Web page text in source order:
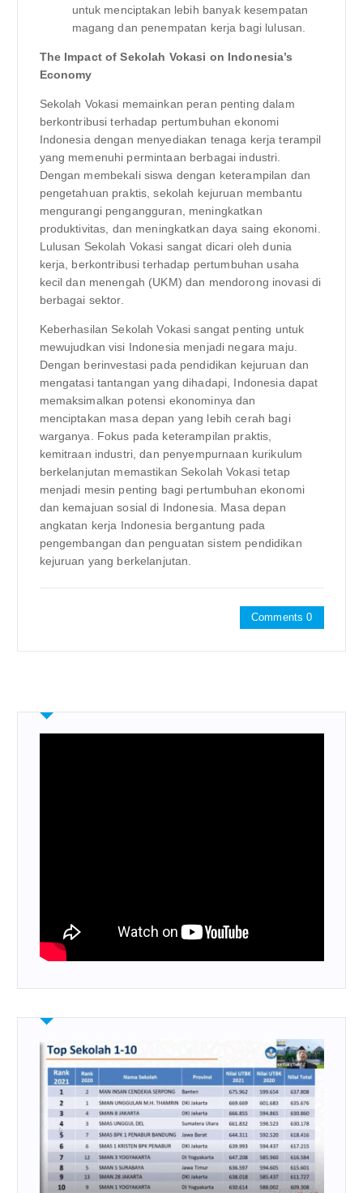
untuk menciptakan lebih banyak kesempatan
magang dan penempatan kerja bagi lulusan.
The Impact of Sekolah Vokasi on Indonesia’s
Economy
Sekolah Vokasi memainkan peran penting dalam
berkontribusi terhadap pertumbuhan ekonomi
Indonesia dengan menyediakan tenaga kerja terampil
yang memenuhi permintaan berbagai industri.
Dengan membekali siswa dengan keterampilan dan
pengetahuan praktis, sekolah kejuruan membantu
mengurangi pengangguran, meningkatkan
produktivitas, dan meningkatkan daya saing ekonomi.
Lulusan Sekolah Vokasi sangat dicari oleh dunia
kerja, berkontribusi terhadap pertumbuhan usaha
kecil dan menengah (UKM) dan mendorong inovasi di
berbagai sektor.
Keberhasilan Sekolah Vokasi sangat penting untuk
mewujudkan visi Indonesia menjadi negara maju.
Dengan berinvestasi pada pendidikan kejuruan dan
mengatasi tantangan yang dihadapi, Indonesia dapat
memaksimalkan potensi ekonominya dan
menciptakan masa depan yang lebih cerah bagi
warganya. Fokus pada keterampilan praktis,
kemitraan industri, dan penyempurnaan kurikulum
berkelanjutan memastikan Sekolah Vokasi tetap
menjadi mesin penting bagi pertumbuhan ekonomi
dan kemajuan sosial di Indonesia. Masa depan
angkatan kerja Indonesia bergantung pada
pengembangan dan penguatan sistem pendidikan
kejuruan yang berkelanjutan.
Comments 0